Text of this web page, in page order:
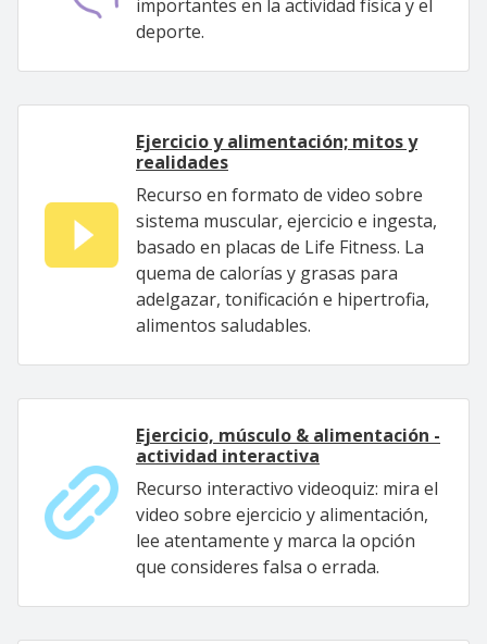
importantes en la actividad física y el
deporte.
Ejercicio y alimentación; mitos y
realidades
Recurso en formato de video sobre
sistema muscular, ejercicio e ingesta,
basado en placas de Life Fitness. La
quema de calorías y grasas para
adelgazar, tonificación e hipertrofia,
alimentos saludables.
Ejercicio, músculo & alimentación -
actividad interactiva
Recurso interactivo videoquiz: mira el
video sobre ejercicio y alimentación,
lee atentamente y marca la opción
que consideres falsa o errada.